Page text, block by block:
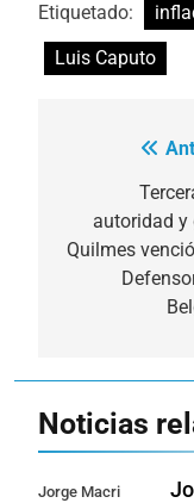
Etiquetado:
Luis Caputo
entradas
autoridad y
Quilmes
Noticias
Jorge Macri